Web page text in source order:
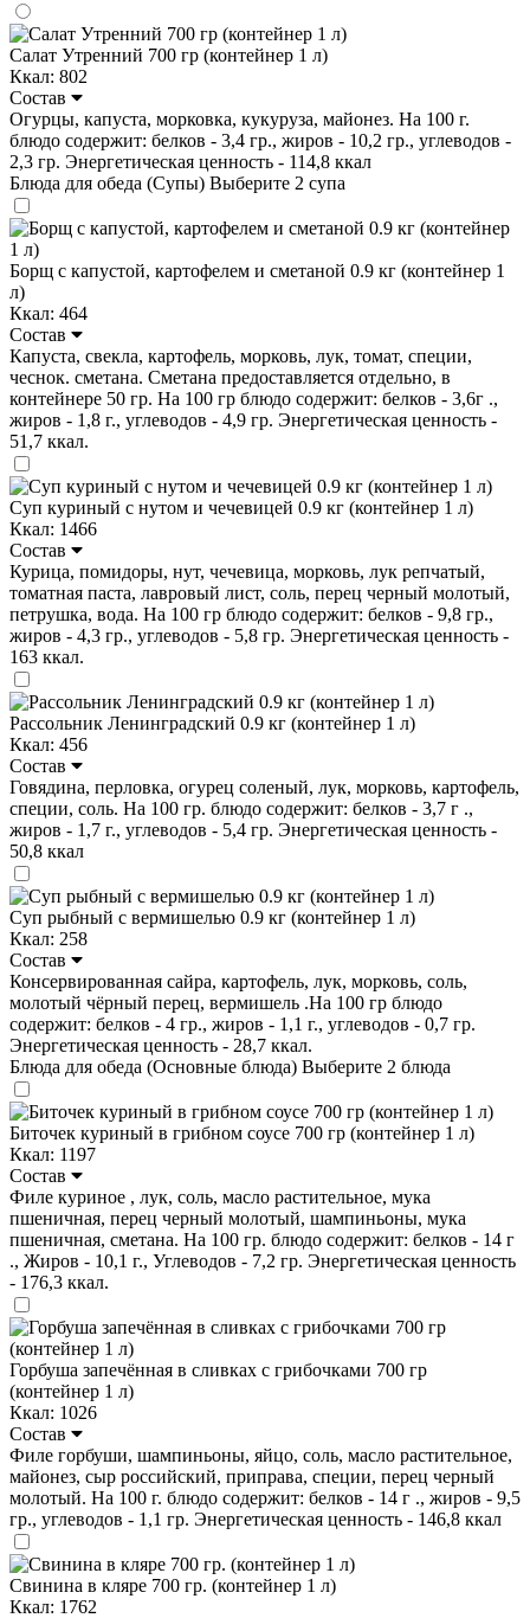
Салат Утренний 700 гр (контейнер 1 л)
Ккал: 802
Состав
Огурцы, капуста, морковка, кукуруза, майонез. На 100 г.
блюдо содержит: белков - 3,4 гр., жиров - 10,2 гр., углеводов -
2,3 гр. Энергетическая ценность - 114,8 ккал
Блюда для обеда (Супы) Выберите 2 супа
Борщ с капустой, картофелем и сметаной 0.9 кг (контейнер 1
л)
Ккал: 464
Состав
Капуста, свекла, картофель, морковь, лук, томат, специи,
чеснок. сметана. Сметана предоставляется отдельно, в
контейнере 50 гр. На 100 гр блюдо содержит: белков - 3,6г .,
жиров - 1,8 г., углеводов - 4,9 гр. Энергетическая ценность -
51,7 ккал.
Суп куриный с нутом и чечевицей 0.9 кг (контейнер 1 л)
Ккал: 1466
Состав
Курица, помидоры, нут, чечевица, морковь, лук репчатый,
томатная паста, лавровый лист, соль, перец черный молотый,
петрушка, вода. На 100 гр блюдо содержит: белков - 9,8 гр.,
жиров - 4,3 гр., углеводов - 5,8 гр. Энергетическая ценность -
163 ккал.
Рассольник Ленинградский 0.9 кг (контейнер 1 л)
Ккал: 456
Состав
Говядина, перловка, огурец соленый, лук, морковь, картофель,
специи, соль. На 100 гр. блюдо содержит: белков - 3,7 г .,
жиров - 1,7 г., углеводов - 5,4 гр. Энергетическая ценность -
50,8 ккал
Суп рыбный с вермишелью 0.9 кг (контейнер 1 л)
Ккал: 258
Состав
Консервированная сайра, картофель, лук, морковь, соль,
молотый чёрный перец, вермишель .На 100 гр блюдо
содержит: белков - 4 гр., жиров - 1,1 г., углеводов - 0,7 гр.
Энергетическая ценность - 28,7 ккал.
Блюда для обеда (Основные блюда) Выберите 2 блюда
Биточек куриный в грибном соусе 700 гр (контейнер 1 л)
Ккал: 1197
Состав
Филе куриное , лук, соль, масло растительное, мука
пшеничная, перец черный молотый, шампиньоны, мука
пшеничная, сметана. На 100 гр. блюдо содержит: белков - 14 г
., Жиров - 10,1 г., Углеводов - 7,2 гр. Энергетическая ценность
- 176,3 ккал.
Горбуша запечённая в сливках с грибочками 700 гр
(контейнер 1 л)
Ккал: 1026
Состав
Филе горбуши, шампиньоны, яйцо, соль, масло растительное,
майонез, сыр российский, приправа, специи, перец черный
молотый. На 100 г. блюдо содержит: белков - 14 г ., жиров - 9,5
гр., углеводов - 1,1 гр. Энергетическая ценность - 146,8 ккал
Свинина в кляре 700 гр. (контейнер 1 л)
Ккал: 1762